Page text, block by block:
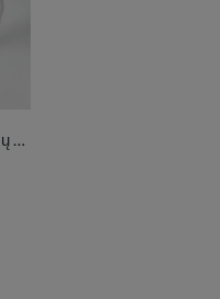
Grynumo Aura baltos mergaičių pėdkelnės 40 DEN